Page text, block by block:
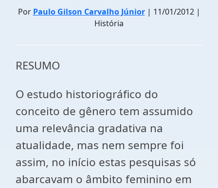
Por Paulo Gilson Carvalho Júnior| 11/01/2012 |
História
RESUMO
O estudo historiográfico do
conceito de gênero tem assumido
uma relevância gradativa na
atualidade, mas nem sempre foi
assim, no início estas pesquisas só
abarcavam o âmbito feminino em